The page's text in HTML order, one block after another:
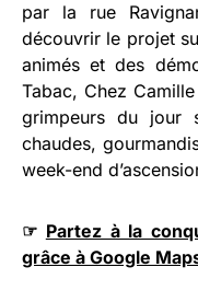
par la rue
découvrir le projet
animés et des
Tabac, Chez
grimpeurs du jour
chaudes,
week-end
☞ Partez à la
grâce à Google